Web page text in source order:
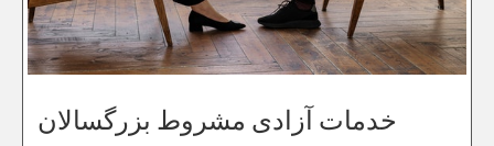
خدمات آزادی مشروط بزرگسالان